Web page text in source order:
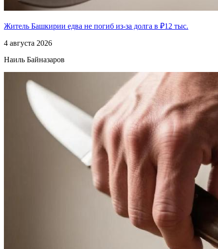
Житель Башкирии едва не погиб из-за долга в ₽12 тыс.
4 августа 2026
Наиль Байназаров